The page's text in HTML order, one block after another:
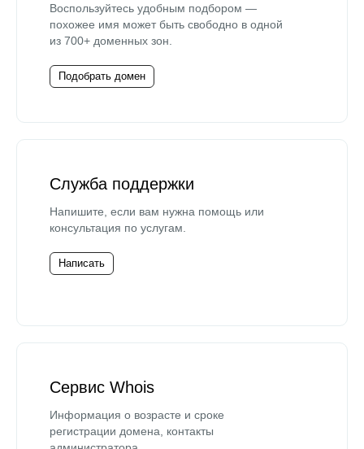
Воспользуйтесь удобным подбором —
похожее имя может быть свободно в одной
из 700+ доменных зон.
Подобрать домен
Служба поддержки
Напишите, если вам нужна помощь или
консультация по услугам.
Написать
Сервис Whois
Информация о возрасте и сроке
регистрации домена, контакты